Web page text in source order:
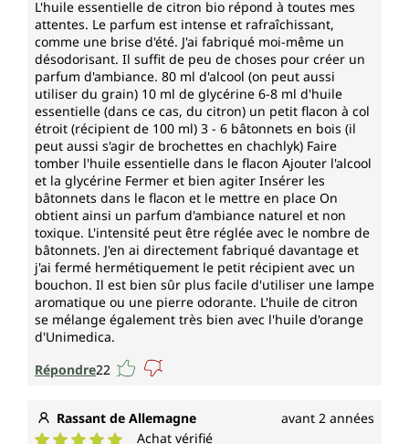
L'huile essentielle de citron bio répond à toutes mes
attentes. Le parfum est intense et rafraîchissant,
comme une brise d'été. J'ai fabriqué moi-même un
désodorisant. Il suffit de peu de choses pour créer un
parfum d'ambiance. 80 ml d'alcool (on peut aussi
utiliser du grain) 10 ml de glycérine 6-8 ml d'huile
essentielle (dans ce cas, du citron) un petit flacon à col
étroit (récipient de 100 ml) 3 - 6 bâtonnets en bois (il
peut aussi s'agir de brochettes en chachlyk) Faire
tomber l'huile essentielle dans le flacon Ajouter l'alcool
et la glycérine Fermer et bien agiter Insérer les
bâtonnets dans le flacon et le mettre en place On
obtient ainsi un parfum d'ambiance naturel et non
toxique. L'intensité peut être réglée avec le nombre de
bâtonnets. J'en ai directement fabriqué davantage et
j'ai fermé hermétiquement le petit récipient avec un
bouchon. Il est bien sûr plus facile d'utiliser une lampe
aromatique ou une pierre odorante. L'huile de citron
se mélange également très bien avec l'huile d'orange
d'Unimedica.
Répondre22
Rassant de Allemagne avant 2 années
Achat vérifié